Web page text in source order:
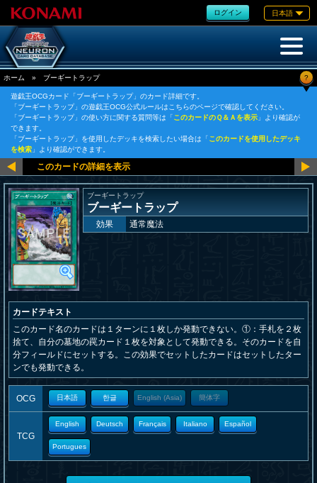
ログイン 日本語
ホーム » ブーギートラップ ?
遊戯王OCGカード「ブーギートラップ」のカード詳細です。
「ブーギートラップ」の遊戯王OCG公式ルールはこちらのページで確認してください。
「ブーギートラップ」の使い方に関する質問等は「このカードのＱ＆Ａを表示 」より確認が
できます。
「ブーギートラップ」を使用したデッキを検索したい場合は「このカードを使用したデッキ
を検索 」より確認ができます。
ブーギートラップ
ブーギートラップ
効果 通常魔法
カードテキスト
このカード名のカードは１ターンに１枚しか発動できない。①：手札を２枚
捨て、自分の墓地の罠カード１枚を対象として発動できる。そのカードを自
分フィールドにセットする。この効果でセットしたカードはセットしたター
ンでも発動できる。
OCG 日本語 한글 English (Asia) 簡体字
TCG
English Deutsch Français Italiano Español
Portugues